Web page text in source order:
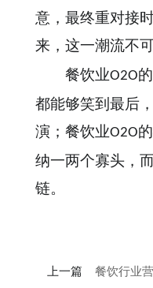
意，最终重对接
来，这一潮流不可
餐饮业O2O
都能够笑到最后
演；餐饮业O2O
纳一两个寡头，
链。
上一篇 餐饮行业